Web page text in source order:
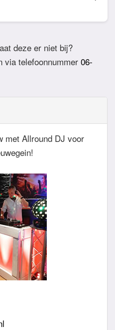
is. Wij vragen
Tegen die dat het
nog even contact
en de planning
zijn wij altijd bereikbaar
of de app.
deze er niet bij?
via telefoonnummer 06-
met Allround DJ voor